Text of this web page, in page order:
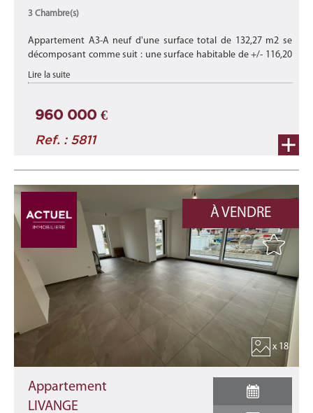
3 Chambre(s)
Appartement A3-A neuf d'une surface total de 132,27 m2 se
décomposant comme suit : une surface habitable de +/- 116,20
m2 avec une terrasse de +/- 13,61 m2 et un balcon de +/- 2,46
m2 au 1er étage ...
Lire la suite
960 000 €
Ref. : 5811
À VENDRE
x 18
Appartement
LIVANGE